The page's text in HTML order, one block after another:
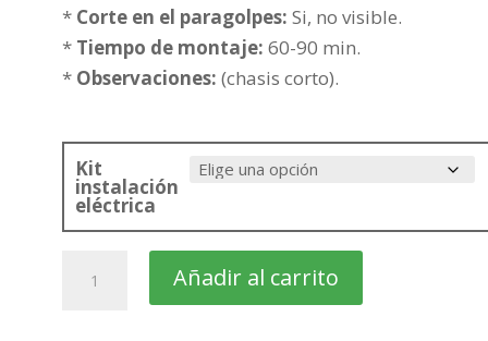
* Corte en el paragolpes: Si, no visible.
* Tiempo de montaje: 60-90 min.
* Observaciones: (chasis corto).
Kit
instalación
eléctrica
Montero
Añadir al carrito